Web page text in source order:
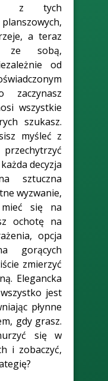
z tych
a teraz
ze sobą,
od
zaczynasz
wszystkie
szukasz.
myśleć z
decyzja
sztuczna
wyzwanie,
mieć się na
ochotę na
opcja
gorących
zmierzyć
Elegancka
jest
płynne
gdy grasz.
się w
i zobaczyć,